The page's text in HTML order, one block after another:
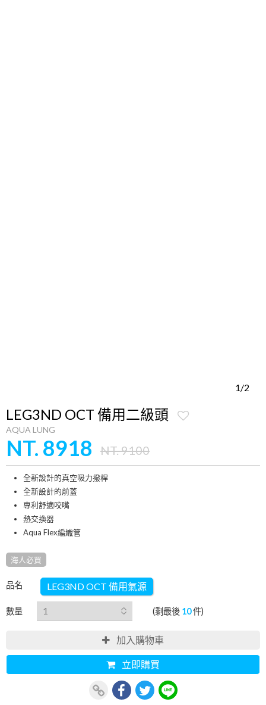
1/2
LEG3ND OCT 備用二級頭
AQUA LUNG
NT. 8918 NT. 9100
全新設計的真空吸力撥桿
全新設計的前蓋
專利舒適咬嘴
熱交換器
Aqua Flex編織管
海人必買
品名 LEG3ND OCT 備用氣源
數量 (剩最後 10件)
加入購物車
立即購買